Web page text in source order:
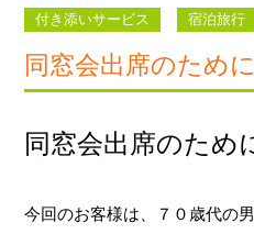
付き添いサービス 宿泊旅行
同窓会出席のため
同窓会出席のため
今回のお客様は、７０歳代の男